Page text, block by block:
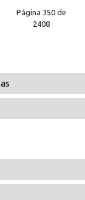
Página 350 de
2408